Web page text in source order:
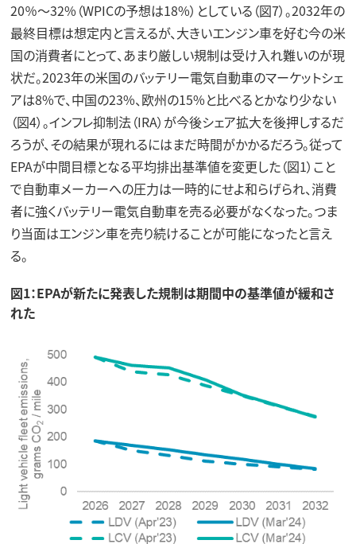
20％〜32%（WPICの予想は18%）としている（図7）。2032年の
最終目標は想定内と言えるが、大きいエンジン車を好む今の米
国の消費者にとって、あまり厳しい規制は受け入れ難いのが現
状だ。2023年の米国のバッテリー電気自動車のマーケットシェ
アは8%で、中国の23%、欧州の15%と比べるとかなり少ない
（図4）。インフレ抑制法（IRA）が今後シェア拡大を後押しするだ
ろうが、その結果が現れるにはまだ時間がかかるだろう。従って
EPAが中間目標となる平均排出基準値を変更した（図1）こと
で自動車メーカーへの圧力は一時的にせよ和らげられ、消費
者に強くバッテリー電気自動車を売る必要がなくなった。つま
り当面はエンジン車を売り続けることが可能になったと言え
る。
図1：EPAが新たに発表した規制は期間中の基準値が緩和さ
れた